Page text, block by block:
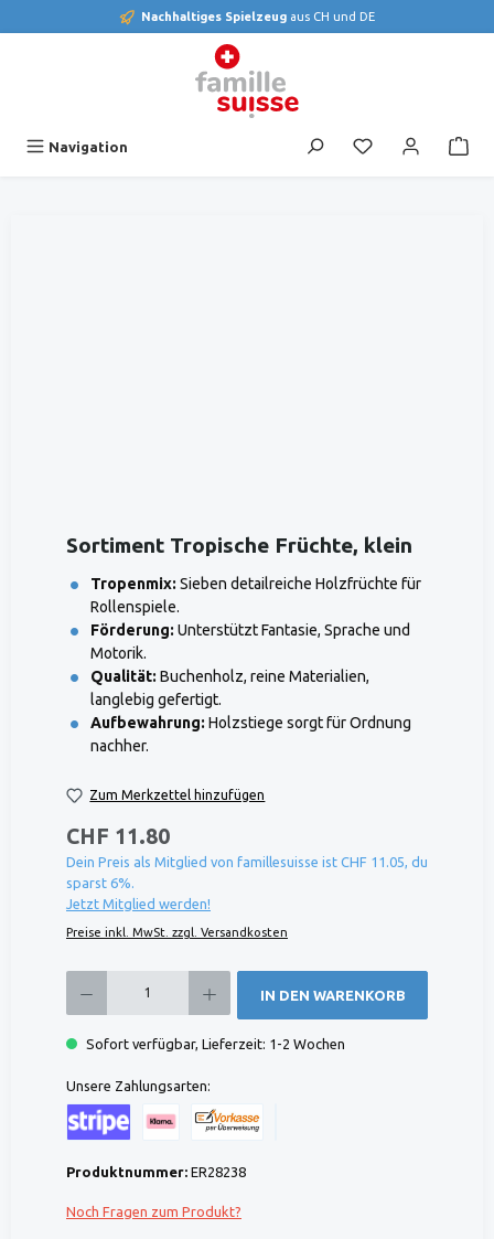
Nachhaltiges Spielzeug aus CH und DE
Navigation Du hast 0
Sortiment Tropische Früchte, klein
Tropenmix: Sieben detailreiche Holzfrüchte für
Rollenspiele.
Förderung: Unterstützt Fantasie, Sprache und
Motorik.
Qualität: Buchenholz, reine Materialien,
langlebig gefertigt.
Aufbewahrung: Holzstiege sorgt für Ordnung
nachher.
Zum Merkzettel hinzufügen
CHF 11.80
Dein Preis als Mitglied von famillesuisse ist CHF 11.05, du
sparst 6%.
Jetzt Mitglied werden!
Preise inkl. MwSt. zzgl. Versandkosten
IN DEN WARENKORB
Sofort verfügbar, Lieferzeit: 1-2 Wochen
Unsere Zahlungsarten:
Produktnummer: ER28238
Noch Fragen zum Produkt?